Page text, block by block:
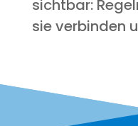
sicht­bar:
sie ver­bin­den